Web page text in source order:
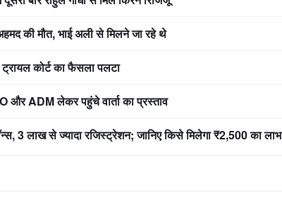
की मौत, भाई अली से मिलने जा रहे थे
कोर्ट का फैसला पलटा
और ADM लेकर पहुंचे वार्ता का प्रस्ताव
3 लाख से ज्यादा रजिस्ट्रेशन; जानिए किसे मिलेगा ₹2,500 का लाभ